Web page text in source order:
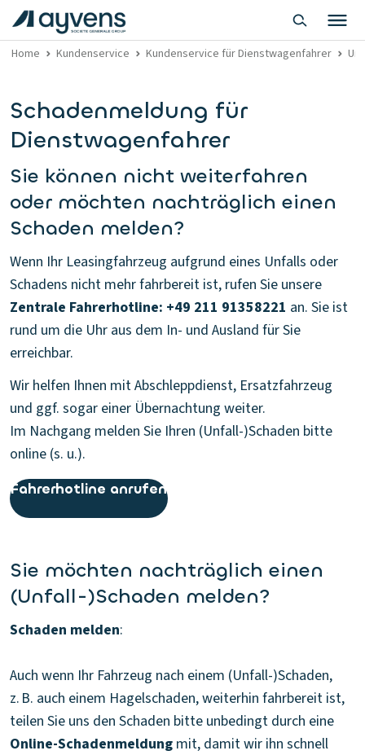
Home Kundenservice Kundenservice für Dienstwagenfahrer
Schadenmeldung für
Dienstwagenfahrer
Sie können nicht weiterfahren
oder möchten nachträglich einen
Schaden melden?
Wenn Ihr Leasingfahrzeug aufgrund eines Unfalls oder
Schadens nicht mehr fahrbereit ist, rufen Sie unsere
Zentrale Fahrerhotline: +49 211 91358221 an. Sie ist
rund um die Uhr aus dem In- und Ausland für Sie
erreichbar.
Wir helfen Ihnen mit Abschleppdienst, Ersatzfahrzeug
und ggf. sogar einer Übernachtung weiter.
Im Nachgang melden Sie Ihren (Unfall-)Schaden bitte
online (s. u.).
Fahrerhotline anrufen
Sie möchten nachträglich einen
(Unfall-)Schaden melden?
Schaden melden:
Auch wenn Ihr Fahrzeug nach einem (Unfall-)Schaden,
z. B. auch einem Hagelschaden, weiterhin fahrbereit ist,
teilen Sie uns den Schaden bitte unbedingt durch eine
Online-Schadenmeldung mit, damit wir ihn schnell